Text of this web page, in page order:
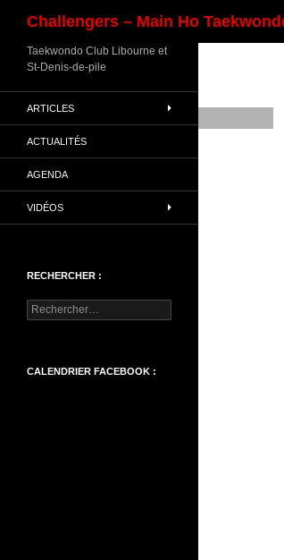
Aller
contenu
Challengers – Main Ho
Taekwondo Club Libourne et
St-Denis-de-pile
ARTICLES
ACTUALITÉS
AGENDA
VIDÉOS
RECHERCHER :
Rechercher :
CALENDRIER FACEBOOK :